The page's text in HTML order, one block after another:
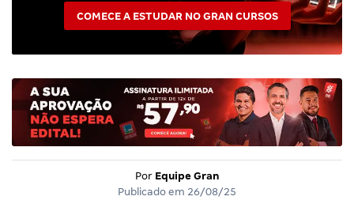
COMECE A ESTUDAR NO GRAN CURSOS
Por Equipe Gran
Publicado em 26/08/25